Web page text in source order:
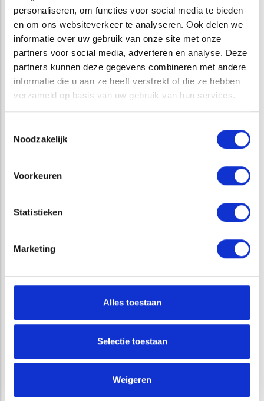
personaliseren, om functies voor social media te bieden
en om ons websiteverkeer te analyseren. Ook delen we
informatie over uw gebruik van onze site met onze
partners voor social media, adverteren en analyse. Deze
partners kunnen deze gegevens combineren met andere
informatie die u aan ze heeft verstrekt of die ze hebben
verzameld op basis van uw gebruik van hun services.
Noodzakelijk
Voorkeuren
Statistieken
Marketing
Alles toestaan
Selectie toestaan
Weigeren
analysemogelijkheden en toepassingen binnen handbereik.
en GLG (Gemiddeld Laagste Grondwaterstand) én het
eventueel bijstellen daarvan als gevolg van de effecten van
de klimaatverandering.
Basisregistratie Ondergrond
De gemeente kan - als bronhouder - per 1 januari 2021
aanstaande ook voldoen aan de leveringsplicht onder
Tranche 3 van grondwatergegevens aan de landelijke
Voor meer informatie over dit onderwerp zie